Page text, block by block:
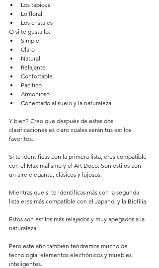
Los tapices
Lo floral
Los cristales
O si te gusta lo:
Simple
Claro
Natural
Relajante
Confortable
Pacífico
Armonioso
Conectado al suelo y la naturaleza
Y bien? Creo que después de estas dos
clasificaciones es claro cuáles serán tus estilos
favoritos.
Si te identificas con la primera lista, eres compatible
con el Maximalismo y el Art Deco. Son estilos con
un aire elegante, clásicos y lujosos.
Mientras que si te identificas más con la segunda
lista eres más compatible con el Japandi y la Biofilia.
Estos son estilos más relajados y muy apegados a la
naturaleza.
Pero este año también tendremos mucho de
tecnología, elementos electrónicos y muebles
inteligentes.